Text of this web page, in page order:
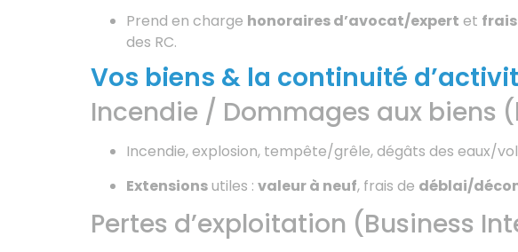
Prend en charge honoraires d’avocat/expert et
des RC.
Vos biens & la continuité
Incendie / Dommages aux biens
Incendie, explosion, tempête/grêle, dégâts des eaux/
Extensionsutiles : valeur à neuf, frais de déblai/
Pertes d’exploitation (Business